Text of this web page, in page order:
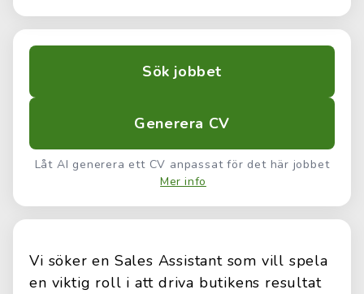
Sök jobbet
Generera CV
Låt AI generera ett CV anpassat för det här jobbet
Mer info
Vi söker en Sales Assistant som vill spela
en viktig roll i att driva butikens resultat